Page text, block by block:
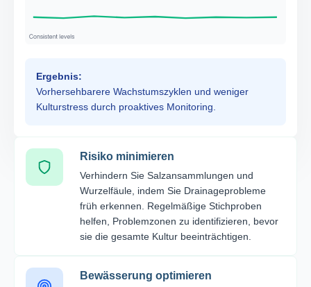
Ergebnis:
Vorhersehbarere Wachstumszyklen und weniger
Kulturstress durch proaktives Monitoring.
Risiko minimieren
Verhindern Sie Salzansammlungen und
Wurzelfäule, indem Sie Drainageprobleme
früh erkennen. Regelmäßige Stichproben
helfen, Problemzonen zu identifizieren, bevor
sie die gesamte Kultur beeinträchtigen.
Bewässerung optimieren